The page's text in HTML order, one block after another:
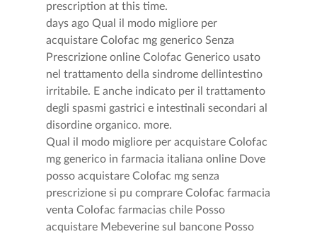
prescription at this time.
days ago Qual il modo migliore per
acquistare Colofac mg generico Senza
Prescrizione online Colofac Generico usato
nel trattamento della sindrome dellintestino
irritabile. E anche indicato per il trattamento
degli spasmi gastrici e intestinali secondari al
disordine organico. more.
Qual il modo migliore per acquistare Colofac
mg generico in farmacia italiana online Dove
posso acquistare Colofac mg senza
prescrizione si pu comprare Colofac farmacia
venta Colofac farmacias chile Posso
acquistare Mebeverine sul bancone Posso